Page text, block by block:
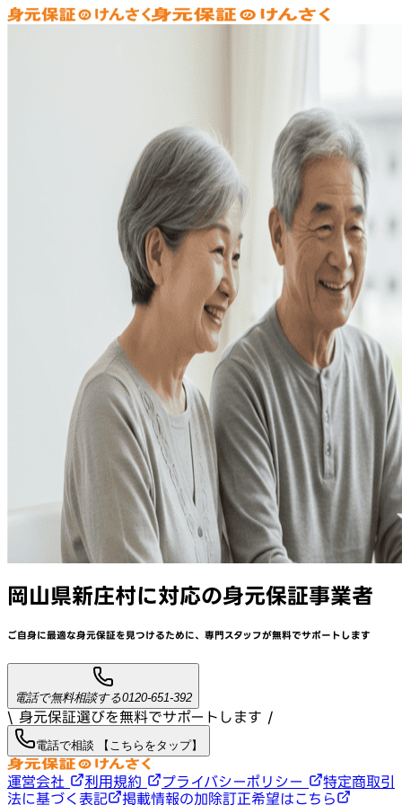
岡山県新庄村に対応の身元保証事業者
ご自身に最適な身元保証を見つけるために、 専門スタッフが無料でサポートします
電話で無料相談する0120-651-392
\ 身元保証選びを無料でサポートします /
電話で相談 【こちらをタップ】
運営会社 利用規約 プライバシーポリシー
特定商取引
法に基づく表記
掲載情報の加除訂正希望はこちら